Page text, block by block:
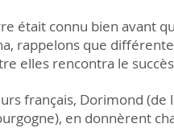
était connu bien avant
rappelons que
elles rencontra le
français, Dorimond
en donnèrent